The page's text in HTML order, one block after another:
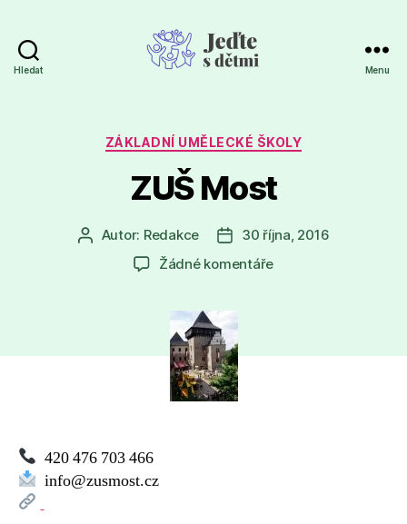
Hledat Menu
Rubriky
ZÁKLADNÍ UMĚLECKÉ ŠKOLY
ZUŠ Most
Autor
příspěvku
Autor: Redakce
Datum
příspěvku
30 října, 2016
Žádné komentářeu
420 476 703 466
info@zusmost.cz